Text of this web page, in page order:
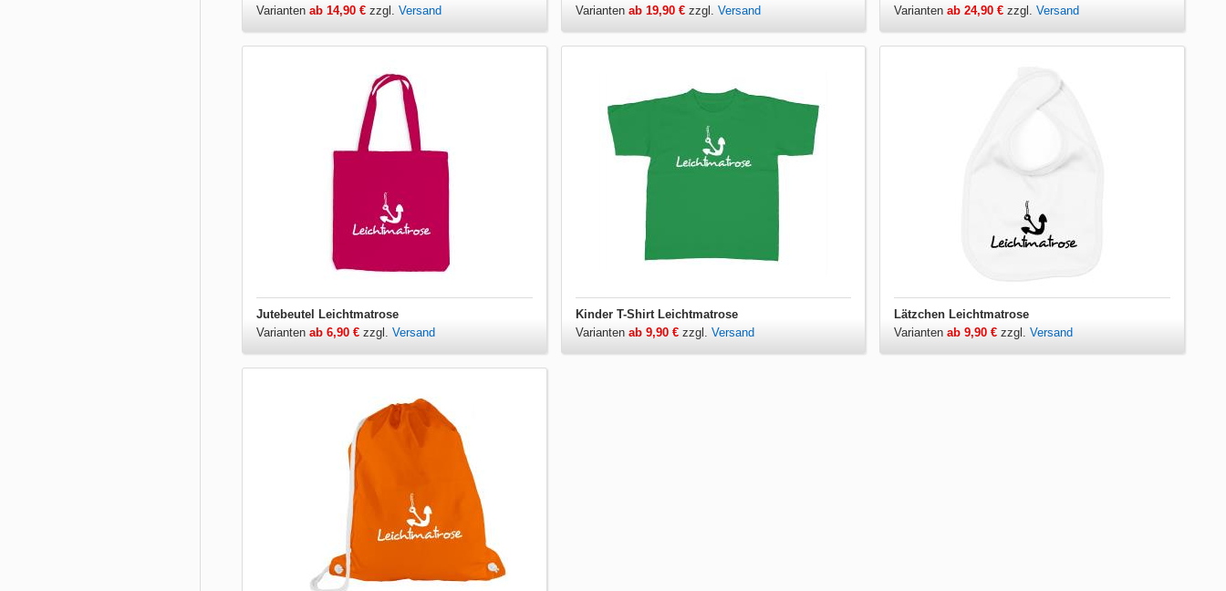
Varianten ab 14,90 € zzgl. Versand
Varianten ab 19,90 €zzgl. Versand
Variantenab 24,90 € zzgl.Versand
Jutebeutel Leichtmatrose
Varianten ab 6,90 € zzgl. Versand
Kinder T-Shirt Leichtmatrose
Varianten ab 9,90 €zzgl. Versand
Lätzchen Leichtmatrose
Variantenab 9,90 € zzgl.Versand